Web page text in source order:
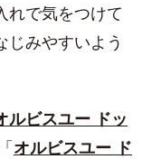
れで気をつけて
じみやすいよう
ルビスユー ドッ
オルビスユー ド